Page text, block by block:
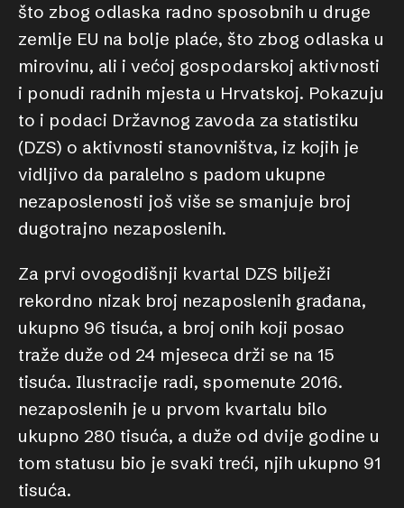
što zbog odlaska radno sposobnih u druge
zemlje EU na bolje plaće, što zbog odlaska u
mirovinu, ali i većoj gospodarskoj aktivnosti
i ponudi radnih mjesta u Hrvatskoj. Pokazuju
to i podaci Državnog zavoda za statistiku
(DZS) o aktivnosti stanovništva, iz kojih je
vidljivo da paralelno s padom ukupne
nezaposlenosti još više se smanjuje broj
dugotrajno nezaposlenih.
Za prvi ovogodišnji kvartal DZS bilježi
rekordno nizak broj nezaposlenih građana,
ukupno 96 tisuća, a broj onih koji posao
traže duže od 24 mjeseca drži se na 15
tisuća. Ilustracije radi, spomenute 2016.
nezaposlenih je u prvom kvartalu bilo
ukupno 280 tisuća, a duže od dvije godine u
tom statusu bio je svaki treći, njih ukupno 91
tisuća.